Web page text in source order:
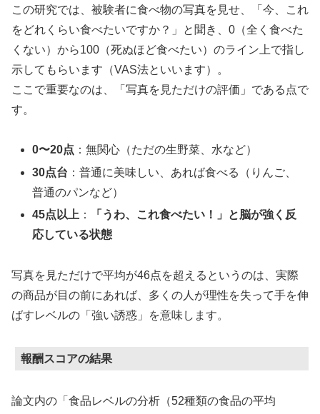
この研究では、被験者に食べ物の写真を見せ、「今、これ
をどれくらい食べたいですか？」と聞き、0（全く食べた
くない）から100（死ぬほど食べたい）のライン上で指し
示してもらいます（VAS法といいます）。
ここで重要なのは、「写真を見ただけの評価」である点で
す。
0〜20点 ：無関心（ただの生野菜、水など）
30点台 ：普通に美味しい、あれば食べる（りんご、
普通のパンなど）
45点以上 ：
「うわ、これ食べたい！」と脳が強く反
応している状態
写真を見ただけで平均が46点を超えるというのは、実際
の商品が目の前にあれば、多くの人が理性を失って手を伸
ばすレベルの「強い誘惑」を意味します。
報酬スコアの結果
論文内の「食品レベルの分析（52種類の食品の平均